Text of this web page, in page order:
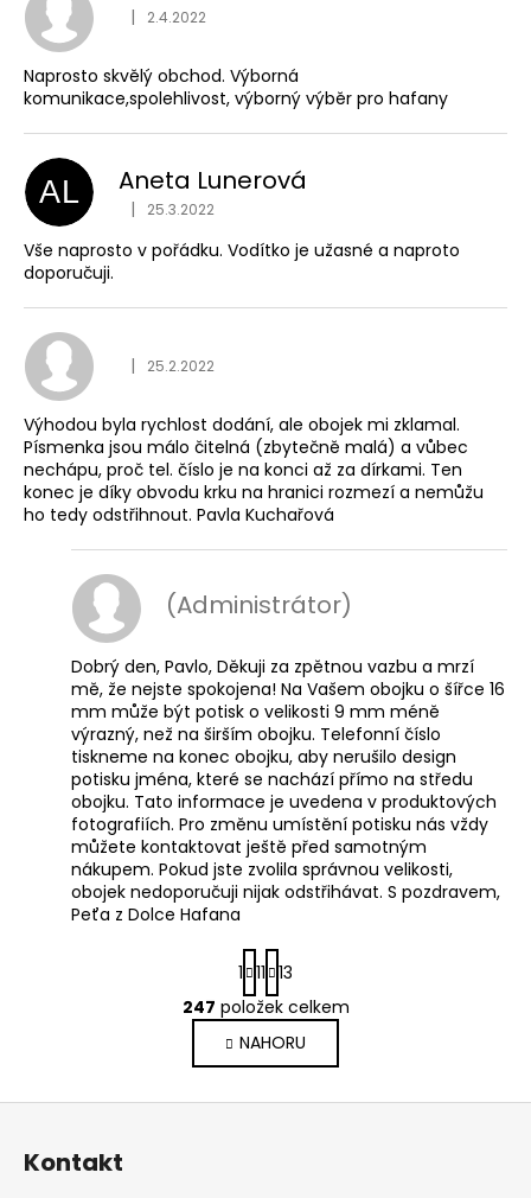
Hodnocení
| 2.4.2022
Naprosto skvělý obchod. Výborná
komunikace,spolehlivost, výborný výběr pro hafany
AL Aneta Lunerová
Hodnocení
| 25.3.2022
Vše naprosto v pořádku. Vodítko je užasné a naproto
doporučuji.
Hodnocení
| 25.2.2022
Výhodou byla rychlost dodání, ale obojek mi zklamal.
Písmenka jsou málo čitelná (zbytečně malá) a vůbec
nechápu, proč tel. číslo je na konci až za dírkami. Ten
konec je díky obvodu krku na hranici rozmezí a nemůžu
ho tedy odstřihnout. Pavla Kuchařová
(Administrátor)
Dobrý den, Pavlo, Děkuji za zpětnou vazbu a mrzí
mě, že nejste spokojena! Na Vašem obojku o šířce 16
mm může být potisk o velikosti 9 mm méně
výrazný, než na širším obojku. Telefonní číslo
tiskneme na konec obojku, aby nerušilo design
potisku jména, které se nachází přímo na středu
obojku. Tato informace je uvedena v produktových
fotografiích. Pro změnu umístění potisku nás vždy
můžete kontaktovat ještě před samotným
nákupem. Pokud jste zvolila správnou velikosti,
obojek nedoporučuji nijak odstřihávat. S pozdravem,
Peťa z Dolce Hafana
O
v
l
á
S
t
r
á
n
k
1 11 13
247 položek celkem
NAHORU
Z
Kontakt